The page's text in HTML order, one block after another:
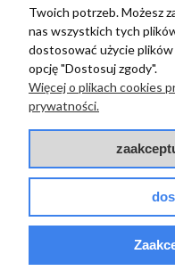
Paffoni
PAFFONI LIGHT
LIG105BO70 BATERIA
UMYWALKOWA
Twoich potrzeb. Możesz
nas wszystkich tych
dostosować użycie
opcję "Dostosuj zgody".
Więcej o plikach cookies
prywatności.